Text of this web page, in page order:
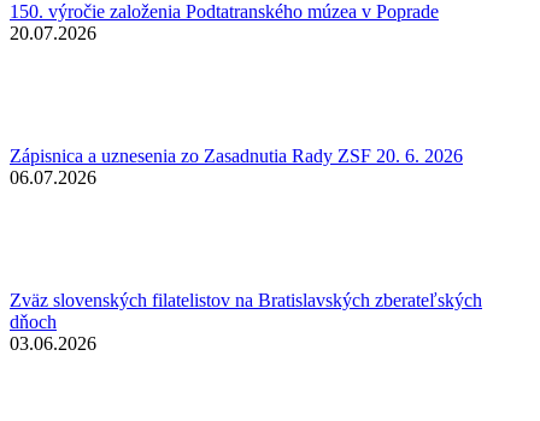
150. výročie založenia Podtatranského múzea v Poprade
20.07.2026
Zápisnica a uznesenia zo Zasadnutia Rady ZSF 20. 6. 2026
06.07.2026
Zväz slovenských filatelistov na Bratislavských zberateľských
dňoch
03.06.2026